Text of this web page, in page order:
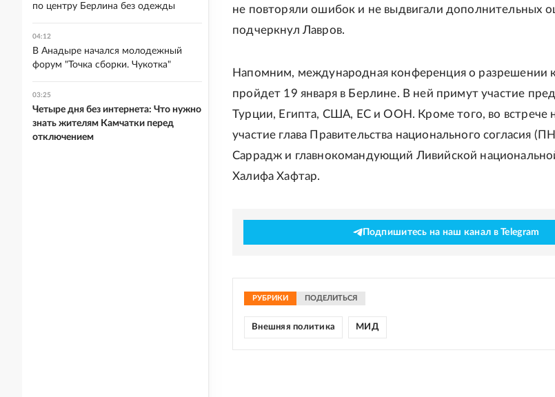
не повторяли ошибок и не выдвигали дополнительных
подчеркнул Лавров.
Напомним, международная конференция о разрешении
пройдет 19 января в Берлине. В ней примут участие
Турции, Египта, США, ЕС и ООН. Кроме того, во встрече
участие глава Правительства национального согласия
Саррадж и главнокомандующий Ливийской
Халифа Хафтар.
Подпишитесь на наш канал в Telegram
РУБРИКИ ПОДЕЛИТЬСЯ
Внешняя политика МИД
по центру Берлина без одежды
04:12
В Анадыре начался молодежный
форум "Точка сборки. Чукотка"
03:25
Четыре дня без интернета: Что нужно
знать жителям Камчатки перед
отключением